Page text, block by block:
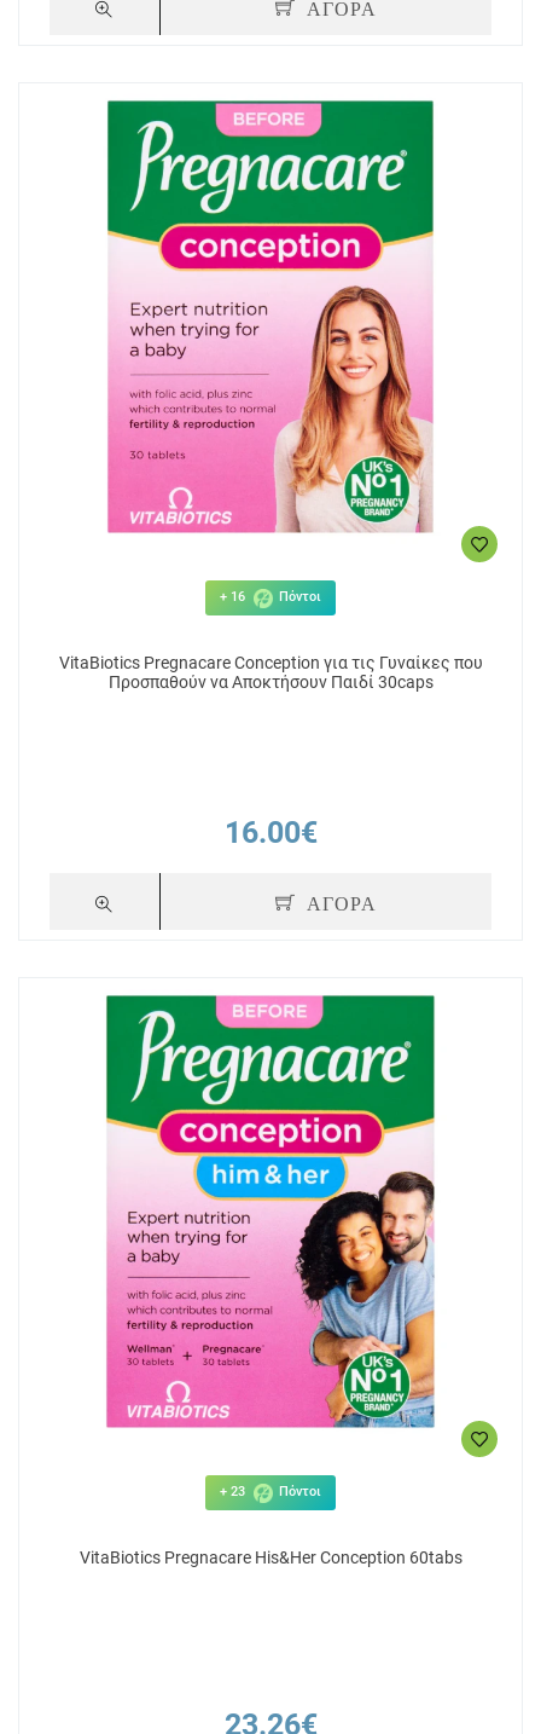
ΑΓΟΡΑ
+ 16 Πόντοι
VitaBiotics Pregnacare Conception για τις Γυναίκες που
Προσπαθούν να Αποκτήσουν Παιδί 30caps
16.00€
ΑΓΟΡΑ
+ 23 Πόντοι
VitaBiotics Pregnacare His&Her Conception 60tabs
23.26€